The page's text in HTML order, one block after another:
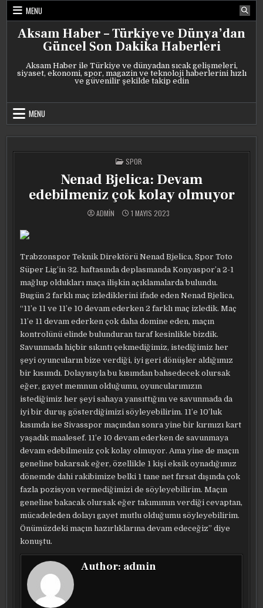
Skip
content
MENU
Aksam Haber – Türkiye ve Dünya’dan
Güncel Son Dakika Haberleri
Aksam Haber ile Türkiye ve dünyadan sıcak gelişmeleri,
siyaset, ekonomi, spor, magazin ve teknoloji haberlerini hızlı
ve güvenilir şekilde takip edin
MENU
POSTED
IN
SPOR
Nenad Bjelica: Devam
edebilmeniz çok kolay olmuyor
ADMIN 1 MAYIS 2023
Trabzonspor Teknik Direktörü Nenad Bjelica, Spor Toto
Süper Lig’in 32. haftasında deplasmanda Konyaspor’a 2-1
mağlup oldukları maça ilişkin açıklamalarda bulundu.
Bugün 2 farklı maç izlediklerini ifade eden Nenad Bjelica,
“11’e 11 ve 11’e 10 devam ederken 2 farklı maç izledik. Maç
11’e 11 devam ederken çok daha domine eden, maçın
kontrolünü elinde bulunduran taraf kesinlikle bizdik.
Savunmada hiçbir sıkıntı çekmediğimiz, istediğimiz her
şeyi oyuncuların bize verdiği, iyi geri dönüşler aldığımız
bir kısımdı. Dolayısıyla bu kısımdan bahsedecek olursak
eğer, gayet memnun olduğumu, oyuncularımızın
istediğimiz her şeyi sahaya yansıttığını ve savunmada da
iyi bir duruş gösterdiğimizi söyleyebilirim. 11’e 10’luk
kısımda ise Sivasspor maçından sonra yine bir kırmızı kart
yaşadık maalesef. 11’e 10 devam ederken de savunmaya
devam edebilmeniz çok kolay olmuyor. Ama yine de maçın
geneline bakarsak eğer, özellikle 1 kişi eksik oynadığımız
dönemde dahi rakibimize belki 1 tane net fırsat dışında çok
fazla pozisyon vermediğimizi de söyleyebilirim. Maçın
geneline bakacak olursak eğer takımımın verdiği cevaptan,
mücadeleden dolayı gayet mutlu olduğumu söyleyebilirim.
Önümüzdeki maçın hazırlıklarına devam edeceğiz” diye
konuştu.
Author: admin